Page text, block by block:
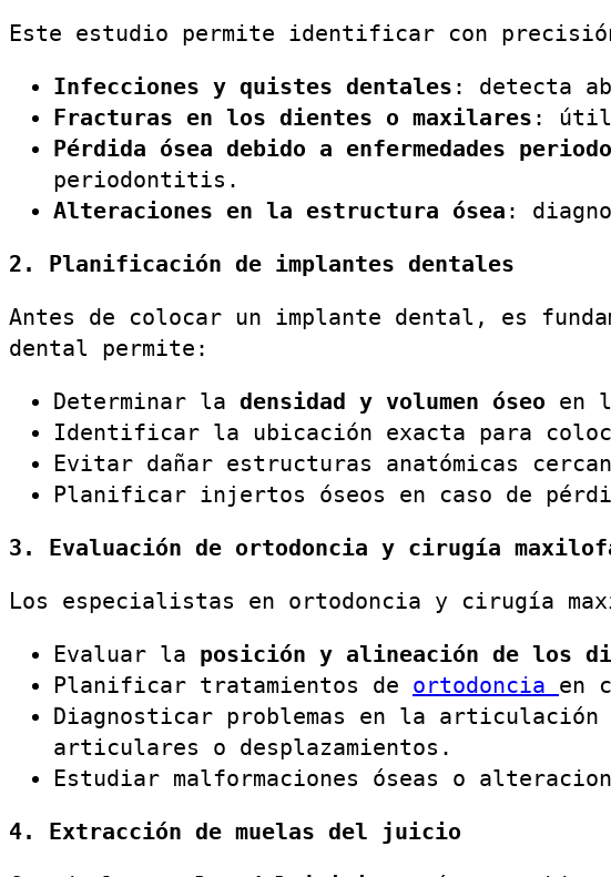
Este estudio permite identificar con
Infecciones y quistes dentales : detecta
Fracturas en los dientes o maxilares : útil
Pérdida ósea debido a enfermedades
periodontitis.
Alteraciones en la estructura ósea :
2. Planificación de implantes dentales
Antes de colocar un implante dental, es
dental permite:
Determinar la densidad y volumen óseo en
Identificar la ubicación exacta para
Evitar dañar estructuras anatómicas
Planificar injertos óseos en caso de
3. Evaluación de ortodoncia y cirugía
Los especialistas en ortodoncia y cirugía
Evaluar la posición y alineación de los
Planificar tratamientos de ortodoncia en
Diagnosticar problemas en la articulación
articulares o desplazamientos.
Estudiar malformaciones óseas o
4. Extracción de muelas del juicio